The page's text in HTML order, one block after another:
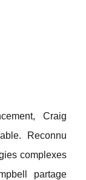
Craig
Reconnu
complexes
partage